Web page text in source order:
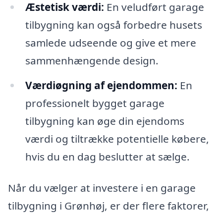
Æstetisk værdi: En veludført garage
tilbygning kan også forbedre husets
samlede udseende og give et mere
sammenhængende design.
Værdiøgning af ejendommen: En
professionelt bygget garage
tilbygning kan øge din ejendoms
værdi og tiltrække potentielle købere,
hvis du en dag beslutter at sælge.
Når du vælger at investere i en garage
tilbygning i Grønhøj, er der flere faktorer,